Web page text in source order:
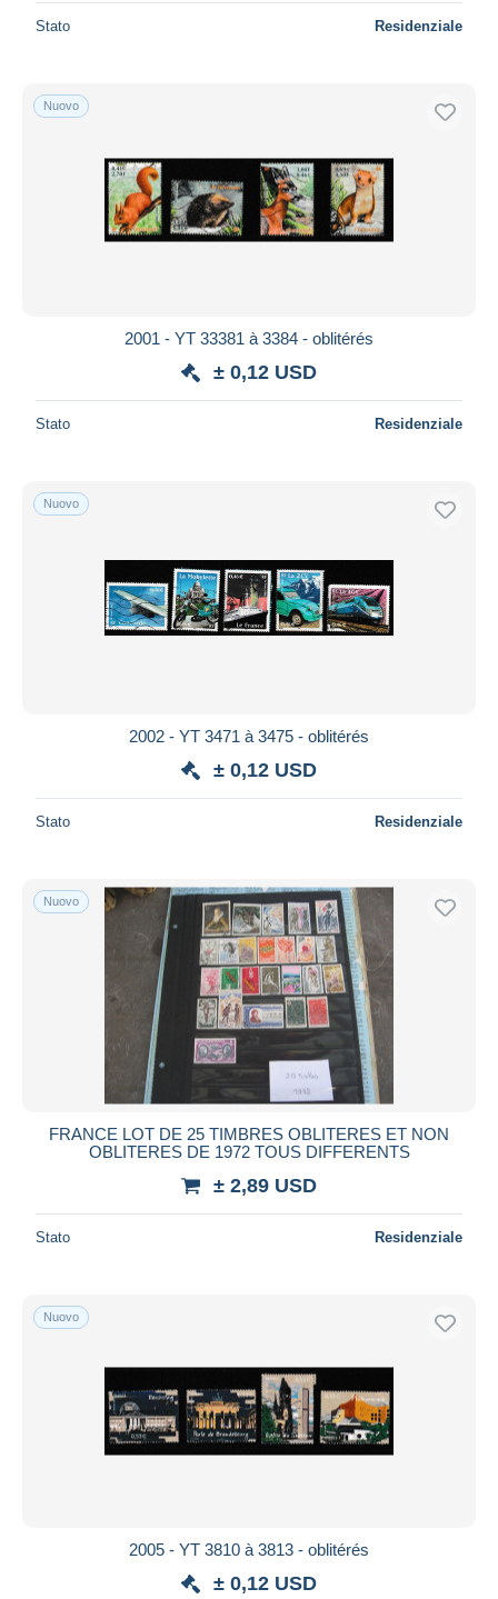
Stato Residenziale
Nuovo
2001 - YT 33381 à 3384 - oblitérés
± 0,12 USD
Stato Residenziale
Nuovo
2002 - YT 3471 à 3475 - oblitérés
± 0,12 USD
Stato Residenziale
Nuovo
FRANCE LOT DE 25 TIMBRES OBLITERES ET NON
OBLITERES DE 1972 TOUS DIFFERENTS
± 2,89 USD
Stato Residenziale
Nuovo
2005 - YT 3810 à 3813 - oblitérés
± 0,12 USD